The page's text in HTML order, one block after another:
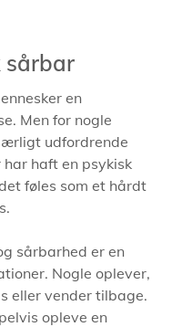
sårbar
en
Men for nogle
udfordrende
haft en psykisk
føles som et hårdt
sårbarhed er en
Nogle oplever,
eller vender tilbage.
opleve en